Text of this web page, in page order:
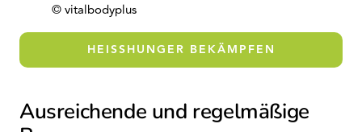
© vitalbodyplus
HEISSHUNGER BEKÄMPFEN
Ausreichende und regelmäßige